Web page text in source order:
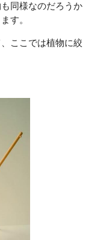
同様なのだろうか
す。
ここでは植物に絞